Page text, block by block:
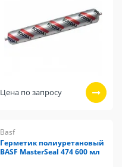
Цена по запросу
Basf
Герметик полиуретановый
BASF MasterSeal 474 600 мл